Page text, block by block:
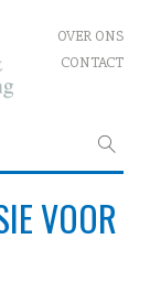
OVER ONS
CONTACT
VOOR